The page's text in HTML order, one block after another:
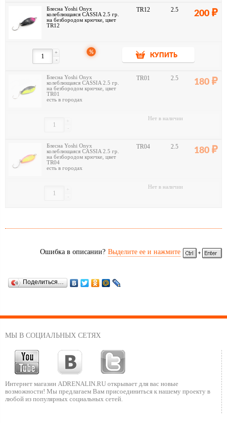
Блесна Yoshi Onyx
колеблющаяся CASSIA 2.5 гр.
на безбородом крючке, цвет
TR12
TR12 2.5 200
-
+ %
КУПИТЬ
Блесна Yoshi Onyx
колеблющаяся CASSIA 2.5 гр.
на безбородом крючке, цвет
TR01
есть в городах
TR01 2.5 180
-
+ Нет в наличии
Блесна Yoshi Onyx
колеблющаяся CASSIA 2.5 гр.
на безбородом крючке, цвет
TR04
есть в городах
TR04 2.5 180
-
+ Нет в наличии
Ошибка в описании? Выделите ее и нажмите
Поделиться…
МЫ В СОЦИАЛЬНЫХ СЕТЯХ
Интернет магазин ADRENALIN.RU открывает для вас новые
возможности! Мы предлагаем Вам присоединиться к нашему проекту в
любой из популярных социальных сетей.